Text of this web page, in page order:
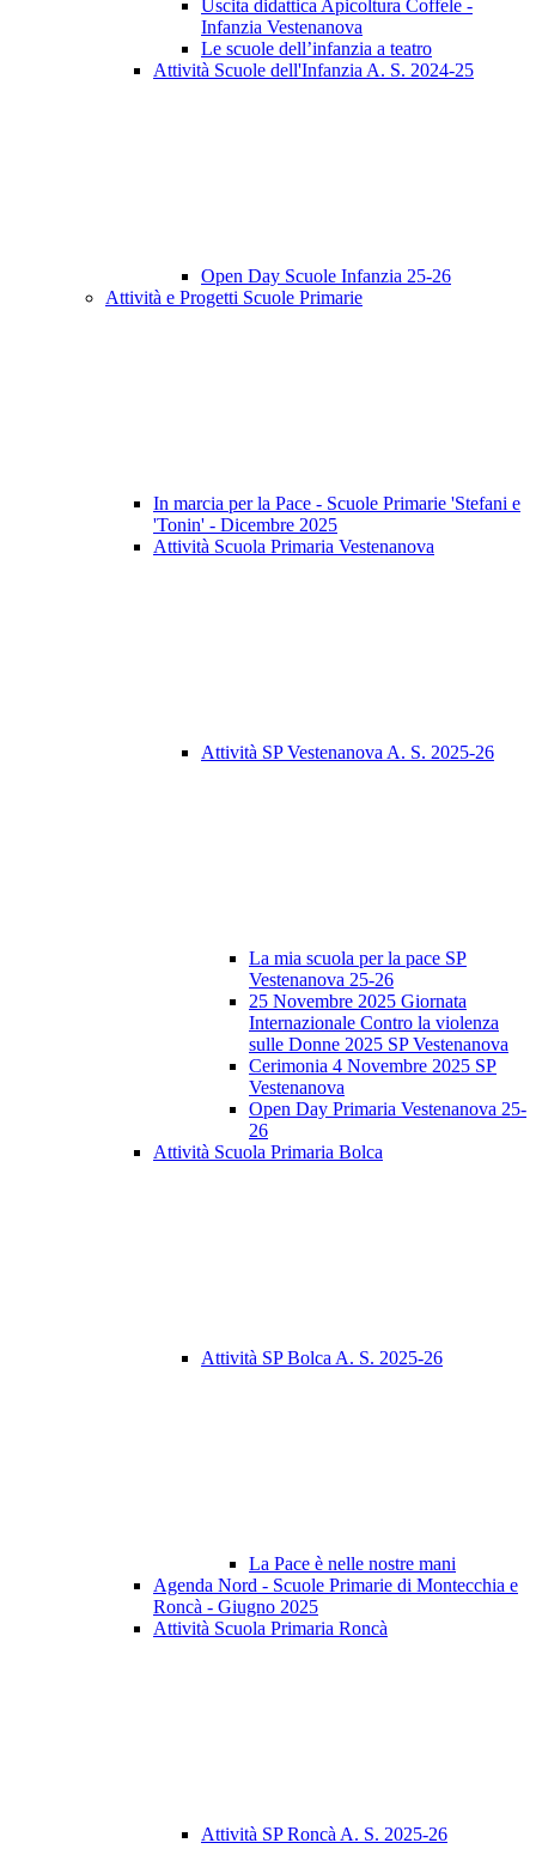
Uscita didattica Apicoltura Coffele -
Infanzia Vestenanova
Le scuole dell’infanzia a teatro
Attività Scuole dell'Infanzia A. S. 2024-25
Open Day Scuole Infanzia 25-26
Attività e Progetti Scuole Primarie
In marcia per la Pace - Scuole Primarie 'Stefani e
'Tonin' - Dicembre 2025
Attività Scuola Primaria Vestenanova
Attività SP Vestenanova A. S. 2025-26
La mia scuola per la pace SP
Vestenanova 25-26
25 Novembre 2025 Giornata
Internazionale Contro la violenza
sulle Donne 2025 SP Vestenanova
Cerimonia 4 Novembre 2025 SP
Vestenanova
Open Day Primaria Vestenanova 25-
26
Attività Scuola Primaria Bolca
Attività SP Bolca A. S. 2025-26
La Pace è nelle nostre mani
Agenda Nord - Scuole Primarie di Montecchia e
Roncà - Giugno 2025
Attività Scuola Primaria Roncà
Attività SP Roncà A. S. 2025-26